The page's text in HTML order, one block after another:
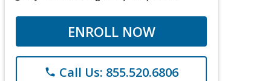
ENROLL NOW
phone Call Us: 855.520.6806